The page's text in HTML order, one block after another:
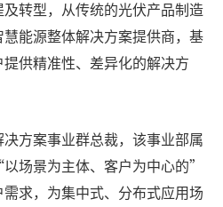
转型，从传统的光伏产品制造
能源整体解决方案提供商，基
供精准性、差异化的解决方
方案事业群总裁，该事业部属
场景为主体、客户为中心的”
求，为集中式、分布式应用场